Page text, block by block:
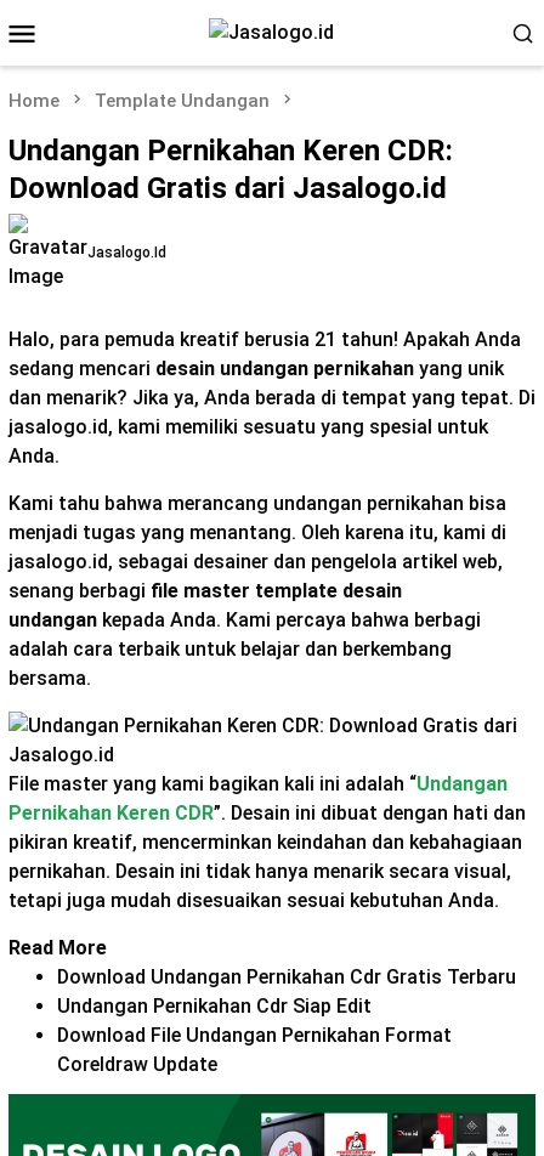
to
contentMenu
Home Template Undangan
Undangan Pernikahan Keren CDR:
Download Gratis dari Jasalogo.id
Jasalogo.id
Halo, para pemuda kreatif berusia 21 tahun! Apakah Anda
sedang mencari desain undangan pernikahan yang unik
dan menarik? Jika ya, Anda berada di tempat yang tepat. Di
jasalogo.id, kami memiliki sesuatu yang spesial untuk
Anda.
Kami tahu bahwa merancang undangan pernikahan bisa
menjadi tugas yang menantang. Oleh karena itu, kami di
jasalogo.id, sebagai desainer dan pengelola artikel web,
senang berbagi file master template desain
undangan kepada Anda. Kami percaya bahwa berbagi
adalah cara terbaik untuk belajar dan berkembang
bersama.
File master yang kami bagikan kali ini adalah “Undangan
Pernikahan Keren CDR”. Desain ini dibuat dengan hati dan
pikiran kreatif, mencerminkan keindahan dan kebahagiaan
pernikahan. Desain ini tidak hanya menarik secara visual,
tetapi juga mudah disesuaikan sesuai kebutuhan Anda.
Read More
Download Undangan Pernikahan Cdr Gratis Terbaru
Undangan Pernikahan Cdr Siap Edit
Download File Undangan Pernikahan Format
Coreldraw Update